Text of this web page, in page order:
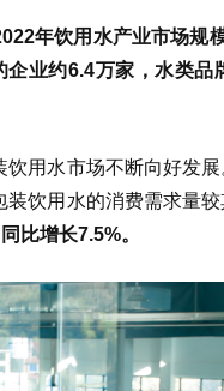
年饮用水产业市场规
业约6.4万家，水类品
用水市场不断向好发
饮用水的消费需求量
比增长7.5%。